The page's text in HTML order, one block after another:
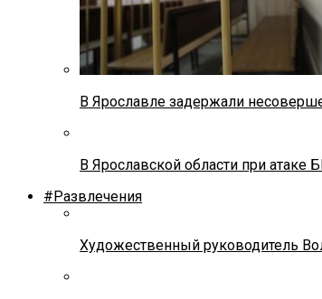
В Ярославле задержали
В Ярославской области при
#Развлечения
Художественный руководитель